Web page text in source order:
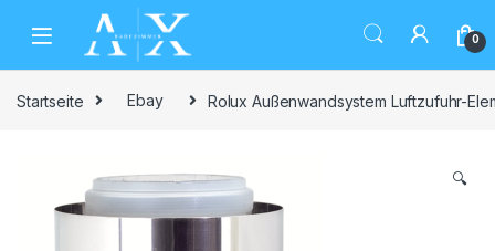
Skip to navigation
Skip to content
0
Startseite Ebay Rolux Außenwandsystem Luftzufuhr-
🔍